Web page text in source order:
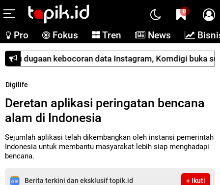
0
Pro Fokus Tren News
dugaan kebocoran data Instagram, Komdigi buka suara
Digilife
Deretan aplikasi peringatan bencana
alam di Indonesia
Sejumlah aplikasi telah dikembangkan oleh instansi pemerintah
Indonesia untuk membantu masyarakat lebih siap menghadapi
bencana.
Berita terkini dan eksklusif topik.id + Ikuti